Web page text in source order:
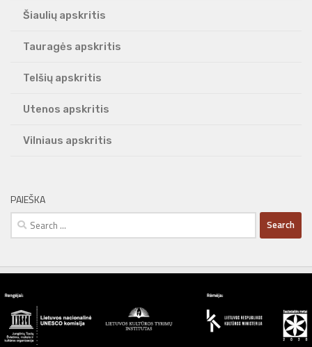
Šiaulių apskritis
Tauragės apskritis
Telšių apskritis
Utenos apskritis
Vilniaus apskritis
PAIEŠKA
Search
for: